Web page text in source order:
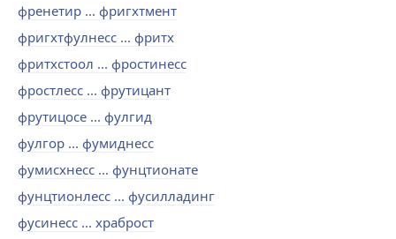
френетир ... фригхтмент
фригхтфулнесс ... фритх
фритхстоол ... фростинесс
фростлесс ... фрутицант
фрутицосе ... фулгид
фулгор ... фумиднесс
фумисхнесс ... фунцтионате
фунцтионлесс ... фусилладинг
фусинесс ... храброст